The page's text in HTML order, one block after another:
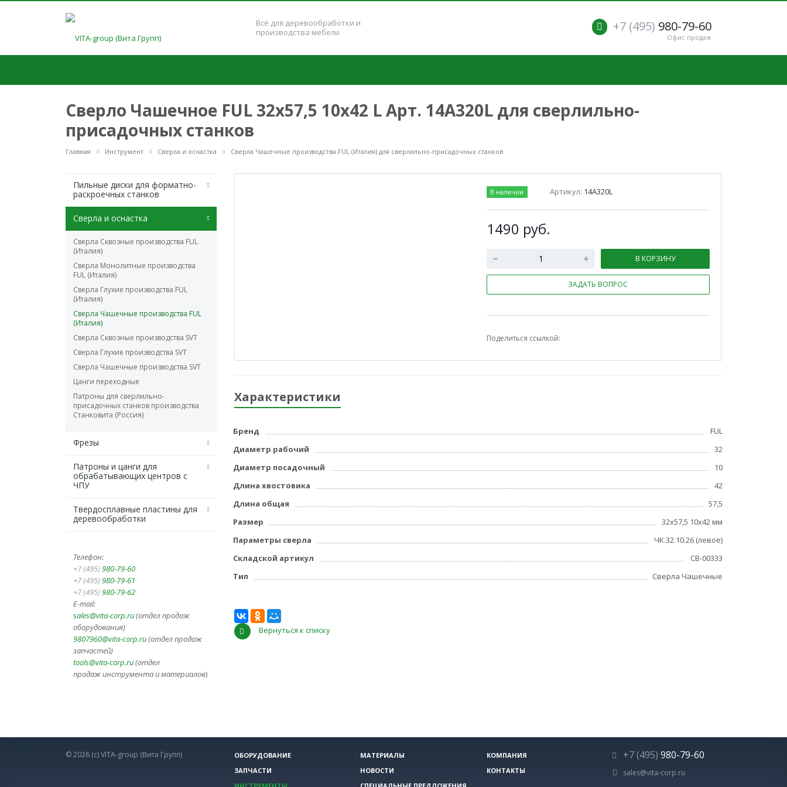
Всё для деревообработки и
производства мебели
+7 (495) 980-79-60
Офис продаж
Сверло Чашечное FUL 32x57,5 10x42 L Арт. 14А320L для сверлильно-
присадочных станков
Главная Инструмент Сверла и оснастка Сверла Чашечные производства FUL (Италия) для сверлильно-присадочных станков
Пильные диски для форматно-
раскроечных станков
Сверла и оснастка
Сверла Сквозные производства FUL
(Италия)
Сверла Монолитные производства
FUL (Италия)
Сверла Глухие производства FUL
(Италия)
Сверла Чашечные производства FUL
(Италия)
Сверла Сквозные производства SVT
Сверла Глухие производства SVT
Сверла Чашечные производства SVT
Цанги переходные
Патроны для сверлильно-
присадочных станков производства
Станковита (Россия)
Фрезы
Патроны и цанги для
обрабатывающих центров с
ЧПУ
Твердосплавные пластины для
деревообработки
Телефон:
+7 (495) 980-79-60
+7 (495) 980-79-61
+7 (495) 980-79-62
E-mail:
sales@vita-corp.ru(отдел продаж
оборудования)
9807960@vita-corp.ru(отдел продаж
запчастей)
tools@vita-corp.ru(отдел
продаж инструмента иматериалов)
В наличии Артикул: 14А320L
1490 руб.
В КОРЗИНУ
ЗАДАТЬ ВОПРОС
Поделиться ссылкой:
Характеристики
Бренд
FUL
Диаметр рабочий
32
Диаметр посадочный
10
Длина хвостовика
42
Длина общая
57,5
Размер
32x57,5 10x42 мм
Параметры сверла
ЧК.32.10.26 (левое)
Складской артикул
СВ-00333
Тип
Сверла Чашечные
Вернуться к списку
© 2026 (c) VITA-group (Вита Групп) ОБОРУДОВАНИЕ МАТЕРИАЛЫ
КОМПАНИЯ
ЗАПЧАСТИ
НОВОСТИ
КОНТАКТЫ
+7 (495) 980-79-60
sales@vita-corp.ru